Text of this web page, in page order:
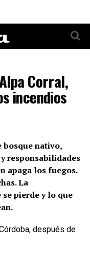
Corral,
incendios
bosque nativo,
responsabilidades
apaga los fuegos.
La
pierde y lo que